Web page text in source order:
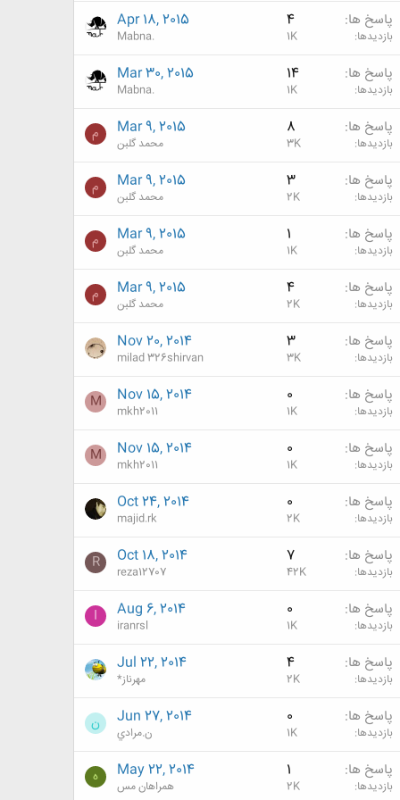
پاسخ ها 4
بازدیدها 1K
Apr 18, 2015
Mabna.
پاسخ ها 14
بازدیدها 1K
Mar 30, 2015
Mabna.
پاسخ ها 8
بازدیدها 3K
Mar 9, 2015
محمد گلبن م
پاسخ ها 3
بازدیدها 2K
Mar 9, 2015
محمد گلبن م
پاسخ ها 1
بازدیدها 1K
Mar 9, 2015
محمد گلبن م
پاسخ ها 4
بازدیدها 2K
Mar 9, 2015
محمد گلبن م
پاسخ ها 3
بازدیدها 3K
Nov 20, 2014
milad 326shirvan
پاسخ ها 0
بازدیدها 1K
Nov 15, 2014
mkh2011
M
پاسخ ها 0
بازدیدها 1K
Nov 15, 2014
mkh2011
M
پاسخ ها 0
بازدیدها 2K
Oct 24, 2014
majid.rk
پاسخ ها 7
بازدیدها 42K
Oct 18, 2014
reza12707
R
پاسخ ها 0
بازدیدها 1K
Aug 6, 2014
iranrsl
I
پاسخ ها 4
بازدیدها 2K
Jul 22, 2014
مهرناز*
پاسخ ها 0
بازدیدها 1K
Jun 27, 2014
ن.مرادي ن
پاسخ ها 1
بازدیدها 2K
May 22, 2014
همراهان مس ه